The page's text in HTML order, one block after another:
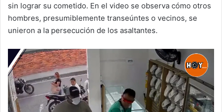
sin lograr su cometido. En el video se observa cómo otros
hombres, presumiblemente transeúntes o vecinos, se
unieron a la persecución de los asaltantes.